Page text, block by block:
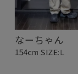
なーちゃん
154cm SIZE:L